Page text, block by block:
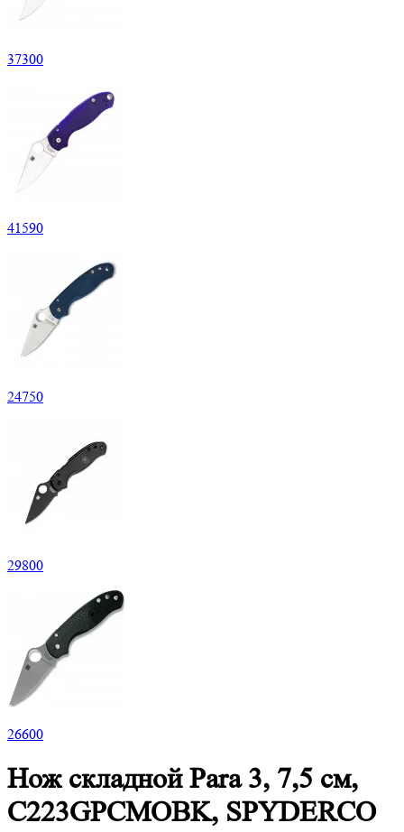
37300
41590
24750
29800
26600
Нож складной Para 3, 7,5 см,
C223GPCMOBK, SPYDERCO